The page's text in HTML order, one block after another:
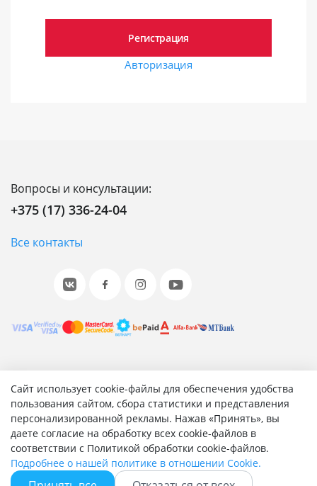
Сайт использует cookie-файлы для обеспечения удобства
пользования сайтом, сбора статистики и представления
персонализированной рекламы. Нажав «Принять», вы
даете согласие на обработку всех cookie-файлов в
соответствии с Политикой обработки cookie-файлов.
Подробнее о нашей политике в отношении Cookie.
Авторизация
Вопросы и консультации:
+375 (17) 336-24-04
Все контакты
© 2001-2026 «Битрикс», «1С-Битрикс». Работает на 1С-
Битрикс: Управление сайтом.
Согласие на обработку персональных данных
Отзыв согласия на обработку персональных данных
Политика обработки персональных данных
Соглашение об использовании сайта